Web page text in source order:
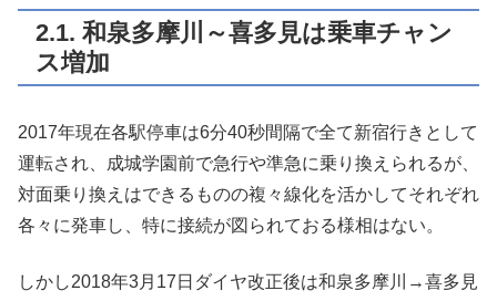
2.1. 和泉多摩川～喜多見は乗車チャン
ス増加
2017年現在各駅停車は6分40秒間隔で全て新宿行きとして
運転され、成城学園前で急行や準急に乗り換えられるが、
対面乗り換えはできるものの複々線化を活かしてそれぞれ
各々に発車し、特に接続が図られておる様相はない。
しかし2018年3月17日ダイヤ改正後は和泉多摩川→喜多見